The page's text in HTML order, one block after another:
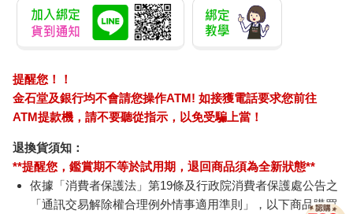
提醒您！！
金石堂及銀行均不會請您操作ATM! 如接獲電話要求您前往
ATM提款機，請不要聽從指示，以免受騙上當！
退換貨須知：
**提醒您，鑑賞期不等於試用期，退回商品須為全新狀態**
依據「消費者保護法」第19條及行政院消費者保護處公告之
「通訊交易解除權合理例外情事適用準則」，以下商品購買